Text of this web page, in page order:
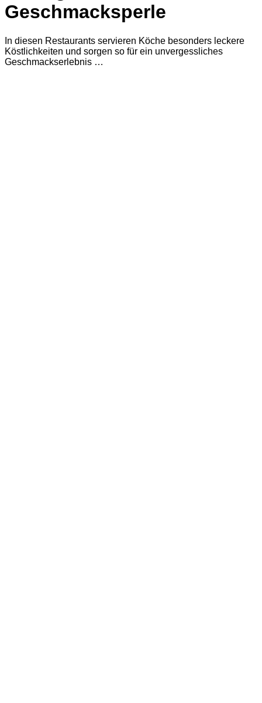
Geschmacksperle
In diesen Restaurants servieren Köche besonders leckere
Köstlichkeiten und sorgen so für ein unvergessliches
Geschmackserlebnis …